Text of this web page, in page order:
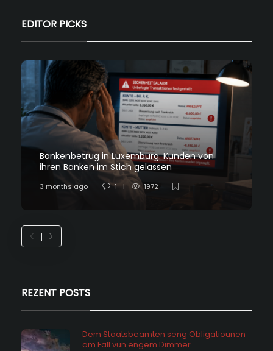
EDITOR PICKS
Bankenbetrug in Luxemburg: Kunden von
ihren Banken im Stich gelassen
3 months ago 1 1972
REZENT POSTS
Dem Staatsbeamten seng Obligatiounen
am Fall vun engem Dimmer